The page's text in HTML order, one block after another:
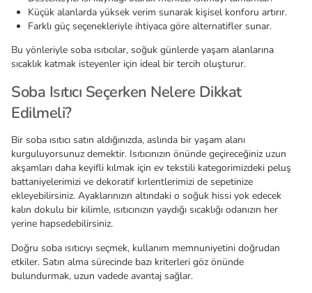
Küçük alanlarda yüksek verim sunarak kişisel konforu artırır.
Farklı güç seçenekleriyle ihtiyaca göre alternatifler sunar.
Bu yönleriyle soba ısıtıcılar, soğuk günlerde yaşam alanlarına
sıcaklık katmak isteyenler için ideal bir tercih oluşturur.
Soba Isıtıcı Seçerken Nelere Dikkat
Edilmeli?
Bir soba ısıtıcı satın aldığınızda, aslında bir yaşam alanı
kurguluyorsunuz demektir. Isıtıcınızın önünde geçireceğiniz uzun
akşamları daha keyifli kılmak için ev tekstili kategorimizdeki peluş
battaniyelerimizi ve dekoratif kırlentlerimizi de sepetinize
ekleyebilirsiniz. Ayaklarınızın altındaki o soğuk hissi yok edecek
kalın dokulu bir kilimle, ısıtıcınızın yaydığı sıcaklığı odanızın her
yerine hapsedebilirsiniz.
Doğru soba ısıtıcıyı seçmek, kullanım memnuniyetini doğrudan
etkiler. Satın alma sürecinde bazı kriterleri göz önünde
bulundurmak, uzun vadede avantaj sağlar.